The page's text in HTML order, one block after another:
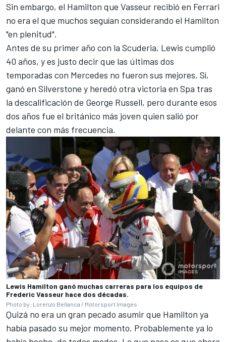
Sin embargo, el Hamilton que Vasseur recibió en Ferrari
no era el que muchos seguían considerando el Hamilton
"en plenitud".
Antes de su primer año con la Scuderia, Lewis cumplió
40 años, y es justo decir que las últimas dos
temporadas con Mercedes no fueron sus mejores. Sí,
ganó en Silverstone y heredó otra victoria en Spa tras
la descalificación de George Russell, pero durante esos
dos años fue el británico más joven quien salió por
delante con más frecuencia.
Lewis Hamilton ganó muchas carreras para los equipos de
Frederic Vasseur hace dos décadas.
Photo by: Lorenzo Bellanca / Motorsport Images
Quizá no era un gran pecado asumir que Hamilton ya
había pasado su mejor momento. Probablemente ya lo